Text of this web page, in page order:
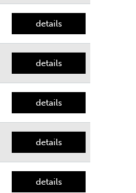
details
details
details
details
details